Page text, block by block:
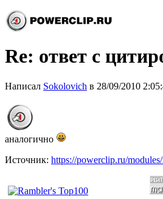
Re: ответ с
Написал Sokolovich в 28/09/2010
аналогично
Источник: https://powerclip.ru/